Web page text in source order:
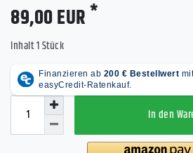
89,00 EUR *
Inhalt1Stück
In den